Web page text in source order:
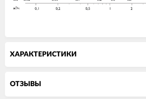
ХАРАКТЕРИСТИКИ
ОТЗЫВЫ